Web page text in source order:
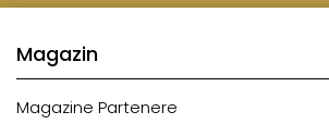
Magazin
Magazine Partenere